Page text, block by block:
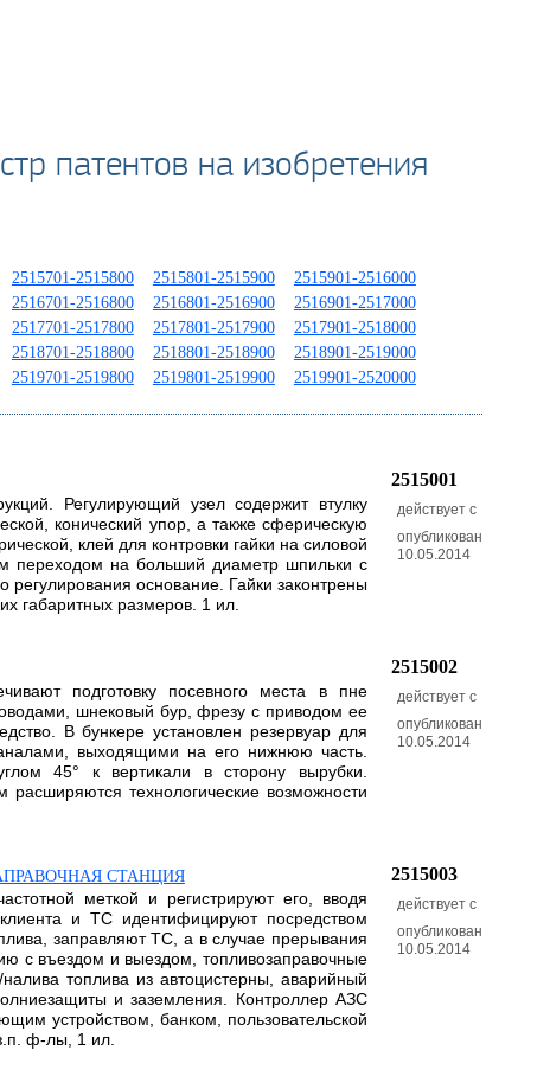
патентов на изобретения
2515701-2515800 2515801-2515900
2515901-2516000
2516701-2516800 2516801-2516900
2516901-2517000
2517701-2517800 2517801-2517900
2517901-2518000
2518701-2518800 2518801-2518900
2518901-2519000
2519701-2519800 2519801-2519900 2519901-2520000
Регулирующий узел содержит втулку
конический упор, а также сферическую
клей для контровки гайки на силовой
переходом на больший диаметр шпильки с
основание. Гайки законтрены
габаритных размеров. 1 ил.
2515001
действует с
опубликован
10.05.2014
подготовку посевного места в пне
шнековый бур, фрезу с приводом ее
В бункере установлен резервуар для
выходящими на его нижнюю часть.
45° к вертикали в сторону вырубки.
технологические возможности
2515002
действует с
опубликован
10.05.2014
СТАНЦИЯ
меткой и регистрируют его, вводя
и ТС идентифицируют посредством
заправляют ТС, а в случае прерывания
с въездом и выездом, топливозаправочные
топлива из автоцистерны, аварийный
и заземления. Контроллер АЗС
устройством, банком, пользовательской
ф-лы, 1 ил.
2515003
действует с
опубликован
10.05.2014